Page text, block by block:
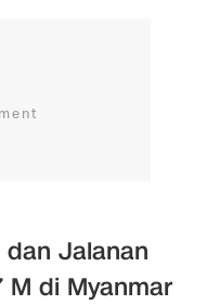
dan Jalanan
M di Myanmar